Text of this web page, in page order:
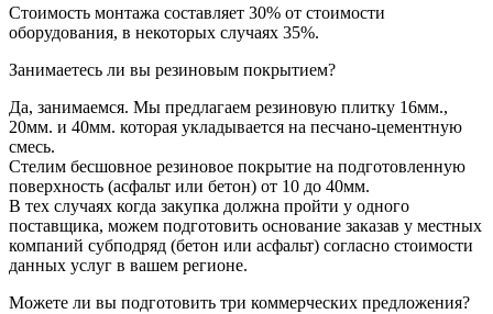
Стоимость монтажа составляет 30% от стоимости
оборудования, в некоторых случаях 35%.
Занимаетесь ли вы резиновым покрытием?
Да, занимаемся. Мы предлагаем резиновую плитку 16мм.,
20мм. и 40мм. которая укладывается на песчано-цементную
смесь.
Стелим бесшовное резиновое покрытие на подготовленную
поверхность (асфальт или бетон) от 10 до 40мм.
В тех случаях когда закупка должна пройти у одного
поставщика, можем подготовить основание заказав у местных
компаний субподряд (бетон или асфальт) согласно стоимости
данных услуг в вашем регионе.
Можете ли вы подготовить три коммерческих предложения?